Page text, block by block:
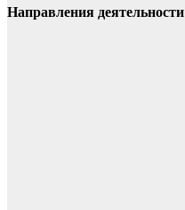
Направления деятельности